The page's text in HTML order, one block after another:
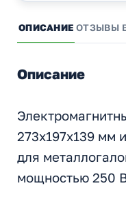
ОПИСАНИЕ ОТЗЫВЫ
Описание
273x197x139 мм
для
мощностью 250